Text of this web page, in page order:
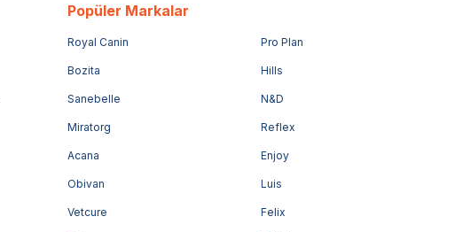
Popüler Markalar
Royal Canin Pro Plan
Bozita Hills
Sanebelle N&D
Miratorg Reflex
Acana Enjoy
Obivan Luis
Vetcure Felix